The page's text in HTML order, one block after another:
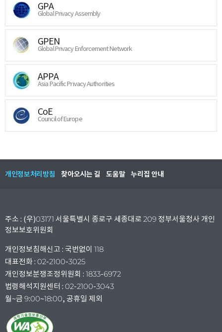
GPA
Global Privacy Assembly
GPEN
Global Privacy Enforcement Network
APPA
Asia Pacific Privacy Authorities
CoE
Council of Europe
개인정보처리방침 찾아오시는 길 도움말 누리집 안내
주소 : (우)03171 서울특별시 종로구 세종대로 209 정부서울청사 개인
정보보호위원회
개인정보침해신고 : 국번없이 118
대표전화 : 02-2100-3025
개인정보분쟁조정위원회 : 1833-6972
법령해석지원센터 : 02-2100-3043
월~금 9:00~18:00, 공휴일 제외